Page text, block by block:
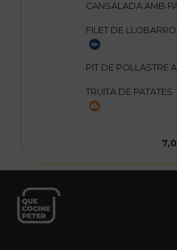
CANSALADA AMB
FILET DE
PIT DE POLLASTRE
TRUITA DE PATATES